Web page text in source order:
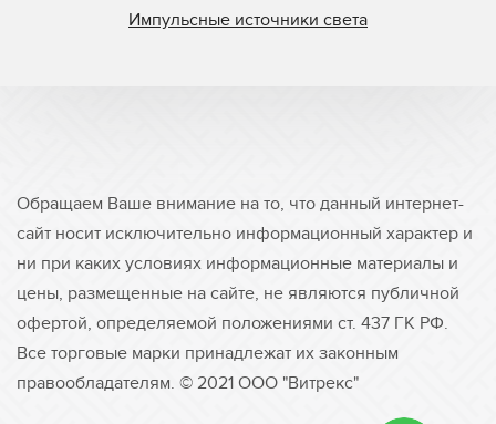
Импульсные источники света
Обращаем Ваше внимание на то, что данный интернет-
сайт носит исключительно информационный характер и
ни при каких условиях информационные материалы и
цены, размещенные на сайте, не являются публичной
офертой, определяемой положениями ст. 437 ГК РФ.
Все торговые марки принадлежат их законным
правообладателям. © 2021 ООО "Витрекс"